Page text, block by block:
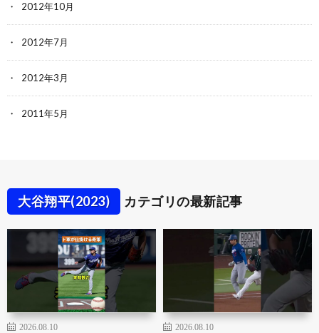
2012年10月
2012年7月
2012年3月
2011年5月
大谷翔平(2023) カテゴリの最新記事
2026.08.10 2026.08.10